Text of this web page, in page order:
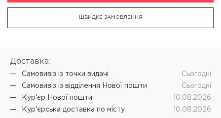
ШВИДКЕ ЗАМОВЛЕННЯ
Доставка:
Самовивіз iз точки видачі
Cьогодні
Самовивіз iз відділення Нової пошти
Cьогодні
Кур'єр Нової пошти
10.08.2026
Кур'єрська доставка по місту
10.08.2026